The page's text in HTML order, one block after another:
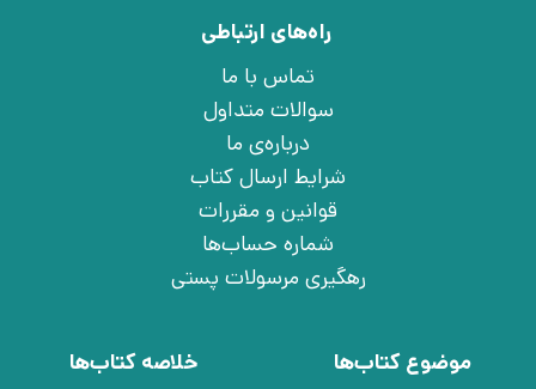
راه‌های ارتباطی
تماس با ما
سوالات متداول
درباره‌ی ما
شرایط ارسال کتاب
قوانین و مقررات
شماره حساب‌ها
رهگیری مرسولات پستی
موضوع کتاب‌ها
خلاصه کتاب‌ها